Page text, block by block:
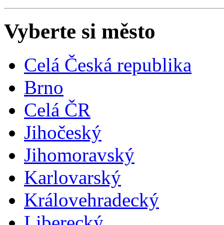
Vyberte si město
Celá Česká republika
Brno
Celá ČR
Jihočeský
Jihomoravský
Karlovarský
Královehradecký